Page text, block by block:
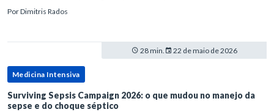
PorDimitris Rados
28 min. 22 de maio de 2026
Medicina Intensiva
Surviving Sepsis Campaign 2026: o que mudou no manejo da
sepse e do choque séptico